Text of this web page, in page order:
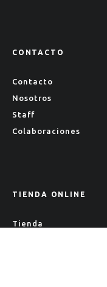
CONTACTO
Contacto
Nosotros
Staff
Colaboraciones
TIENDA ONLINE
Tienda